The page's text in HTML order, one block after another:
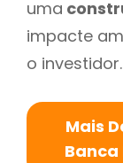
uma
impacte
o investidor.
Mais
Banca